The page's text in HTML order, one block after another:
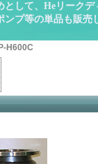
として、Heリーク
ンプ等の単品も販売
H600C